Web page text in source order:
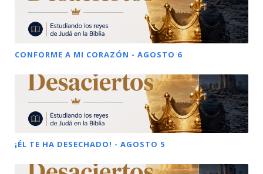
CONFORME A MI CORAZÓN - AGOSTO 6
¡ÉL TE HA DESECHADO! - AGOSTO 5